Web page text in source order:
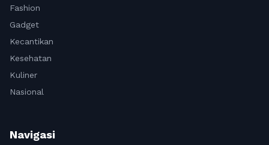
Fashion
Gadget
Kecantikan
Kesehatan
Kuliner
Nasional
Navigasi